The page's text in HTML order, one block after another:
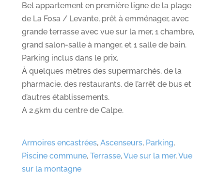
Bel appartement en première ligne de la plage
de La Fosa / Levante, prêt à emménager, avec
grande terrasse avec vue sur la mer, 1 chambre,
grand salon-salle à manger, et 1 salle de bain.
Parking inclus dans le prix.
À quelques mètres des supermarchés, de la
pharmacie, des restaurants, de l’arrêt de bus et
d’autres établissements.
A 2,5km du centre de Calpe.
Armoires encastrées, Ascenseurs, Parking,
Piscine commune, Terrasse,Vue sur la mer,Vue
sur la montagne